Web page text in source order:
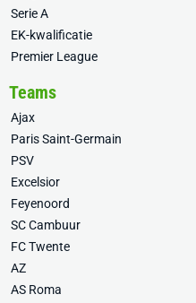
Serie A
EK-kwalificatie
Premier League
Teams
Ajax
Paris Saint-Germain
PSV
Excelsior
Feyenoord
SC Cambuur
FC Twente
AZ
AS Roma